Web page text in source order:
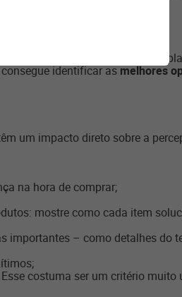
o catálogo de cada
identificar asmelhores
um impacto direto sobre a
na hora de comprar;
mostre como cada item
importantes – como detalhes do
costuma ser um critério muito